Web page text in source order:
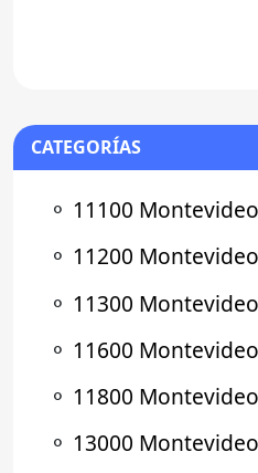
CATEGORÍAS
⚬ 11100 Montevideo
⚬ 11200 Montevideo
⚬ 11300 Montevideo
⚬ 11600 Montevideo
⚬ 11800 Montevideo
⚬ 13000 Montevideo